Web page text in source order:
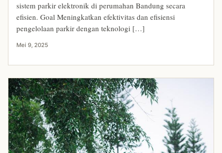
sistem parkir elektronik di perumahan Bandung secara
efisien. Goal Meningkatkan efektivitas dan efisiensi
pengelolaan parkir dengan teknologi […]
Mei 9, 2025